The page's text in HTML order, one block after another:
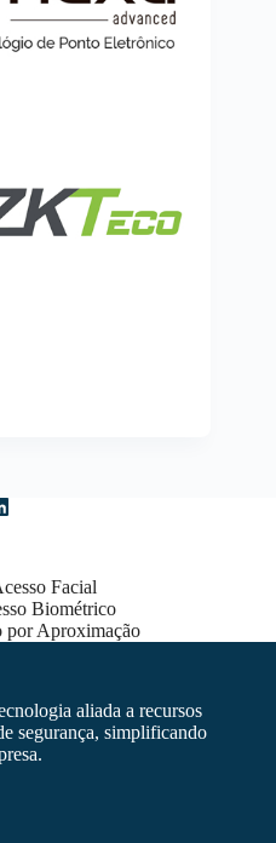
Facial
Biométrico
por Aproximação
aliada a recursos
segurança, simplificando